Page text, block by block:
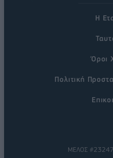
Η
Όροι
Πολιτική
ΜΕΛΟΣ